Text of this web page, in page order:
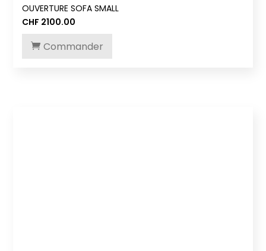
OUVERTURE SOFA SMALL
CHF 2100.00
Commander